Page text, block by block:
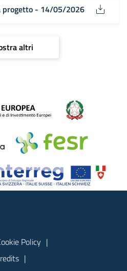
progetto - 14/05/2026
altri
Policy